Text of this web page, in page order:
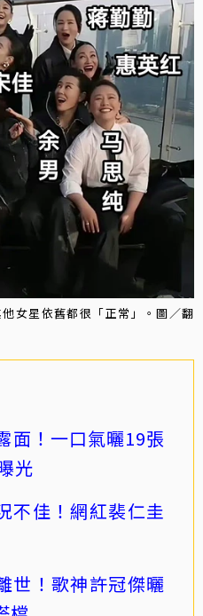
女星依舊都很「正常」。圖／翻
面！一口氣曬19張
光
不佳！網紅裴仁圭
世！歌神許冠傑曬